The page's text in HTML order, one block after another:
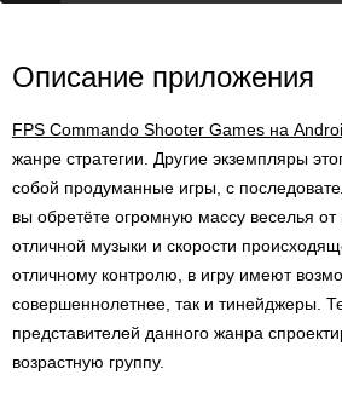
Описание приложения
FPS Commando Shooter Games на
жанре стратегии. Другие экземпляры
собой продуманные игры, с
вы обретёте огромную массу веселья от
отличной музыки и скорости
отличному контролю, в игру имеют
совершеннолетнее, так и тинейджеры.
представителей данного жанра
возрастную группу.